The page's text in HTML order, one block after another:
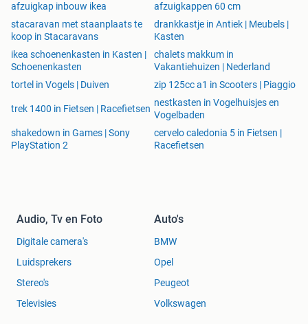
afzuigkap inbouw ikea
afzuigkappen 60 cm
stacaravan met staanplaats te
koop in Stacaravans
drankkastje in Antiek | Meubels |
Kasten
ikea schoenenkasten in Kasten |
Schoenenkasten
chalets makkum in
Vakantiehuizen | Nederland
tortel in Vogels | Duiven
zip 125cc a1 in Scooters | Piaggio
trek 1400 in Fietsen | Racefietsen
nestkasten in Vogelhuisjes en
Vogelbaden
shakedown in Games | Sony
PlayStation 2
cervelo caledonia 5 in Fietsen |
Racefietsen
Audio, Tv en Foto
Digitale camera's
Luidsprekers
Stereo's
Televisies
Auto's
BMW
Opel
Peugeot
Volkswagen